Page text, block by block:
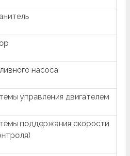
насоса
управления двигателем
поддержания скорости